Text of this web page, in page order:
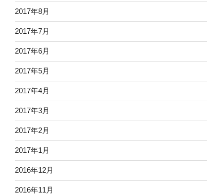
2017年8月
2017年7月
2017年6月
2017年5月
2017年4月
2017年3月
2017年2月
2017年1月
2016年12月
2016年11月